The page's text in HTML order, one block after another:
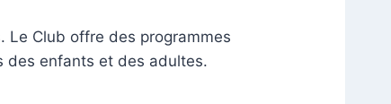
Le Club offre des programmes
des enfants et des adultes.